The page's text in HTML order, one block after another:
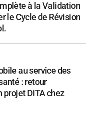
à la Validation
le Cycle de Révision
au service des
: retour
projet DITA chez